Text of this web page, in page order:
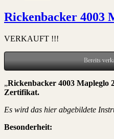
Rickenbacker 4003
VERKAUFT !!!
Bereits
„Rickenbacker 4003 Mapleglo
Zertifikat.
Es wird das hier abgebildete
Besonderheit: